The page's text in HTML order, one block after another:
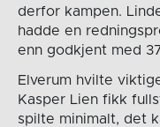
derfor kampen.
hadde en
enn godkjent med
Elverum hvilte
Kasper Lien fikk
spilte minimalt, det